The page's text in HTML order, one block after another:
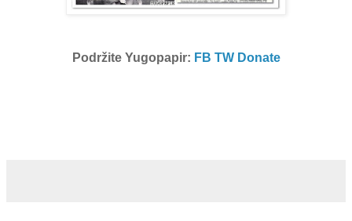
Podržite Yugopapir: FB TW Donate